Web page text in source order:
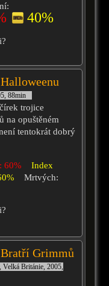
40%
88min
trojice
na opuštěném
tentokrát dobrý
60%
Index
Mrtvých:
Grimmů
Británie, 2005,